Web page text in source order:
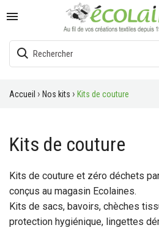

Accueil Nos kits Kits de couture
Kits de couture
Kits de couture et zéro déchets
conçus au magasin Ecolaines.
Kits de sacs, bavoirs, chèches
protection hygiénique, lingettes